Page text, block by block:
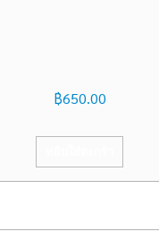
฿650.00